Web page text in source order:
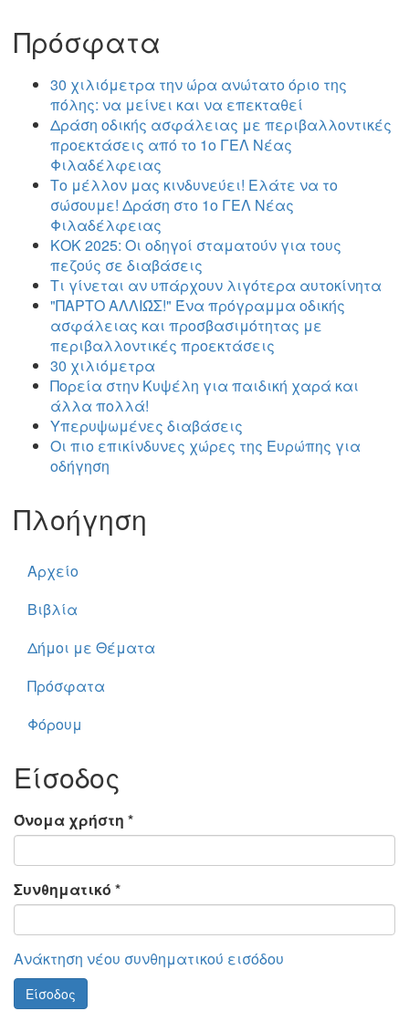
Πρόσφατα
30 χιλιόμετρα την ώρα ανώτατο όριο της
πόλης: να μείνει και να επεκταθεί
Δράση οδικής ασφάλειας με περιβαλλοντικές
προεκτάσεις από το 1ο ΓΕΛ Νέας
Φιλαδέλφειας
Το μέλλον μας κινδυνεύει! Ελάτε να το
σώσουμε! Δράση στο 1ο ΓΕΛ Νέας
Φιλαδέλφειας
ΚΟΚ 2025: Οι οδηγοί σταματούν για τους
πεζούς σε διαβάσεις
Τι γίνεται αν υπάρχουν λιγότερα αυτοκίνητα
"ΠΑΡΤΟ ΑΛΛΙΏΣ!" Ένα πρόγραμμα οδικής
ασφάλειας και προσβασιμότητας με
περιβαλλοντικές προεκτάσεις
30 χιλιόμετρα
Πορεία στην Κυψέλη για παιδική χαρά και
άλλα πολλά!
Υπερυψωμένες διαβάσεις
Οι πιο επικίνδυνες χώρες της Ευρώπης για
οδήγηση
Πλοήγηση
Αρχείο
Βιβλία
Δήμοι με Θέματα
Πρόσφατα
Φόρουμ
Είσοδος
Όνομα χρήστη *
Συνθηματικό *
Ανάκτηση νέου συνθηματικού εισόδου
Είσοδος